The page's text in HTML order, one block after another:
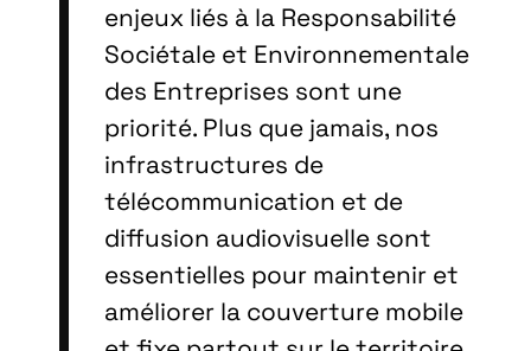
enjeux liés à la Responsabilité
Sociétale et Environnementale
des Entreprises sont une
priorité. Plus que jamais, nos
infrastructures de
télécommunication et de
diffusion audiovisuelle sont
essentielles pour maintenir et
améliorer la couverture mobile